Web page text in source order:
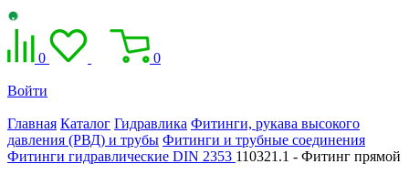
0 0
Войти
Главная Каталог Гидравлика Фитинги, рукава высокого
давления (РВД) и трубы Фитинги и трубные соединения
Фитинги гидравлические DIN 2353 110321.1 - Фитинг прямой